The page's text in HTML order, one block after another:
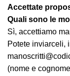
Accettate
Quali sono le
Sì, accettiamo
Potete inviarceli,
(nome e